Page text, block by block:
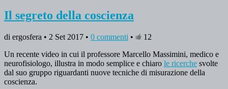
Il segreto della coscienza
di ergosfera • 2 Set 2017 • 0 commenti •
12
Un recente video in cui il professore Marcello Massimini, medico e
neurofisiologo, illustra in modo semplice e chiaro le ricerche svolte
dal suo gruppo riguardanti nuove tecniche di misurazione della
coscienza.